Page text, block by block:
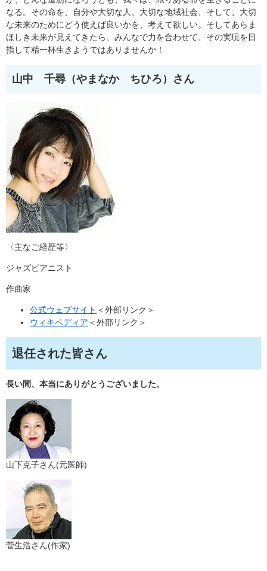
なる。その命を、自分や大切な人、大切な地域社会、そして、大切
な未来のためにどう使えば良いかを、考えて欲しい。そしてあらま
ほしき未来が見えてきたら、みんなで力を合わせて、その実現を目
指して精一杯生きようではありませんか！
山中 千尋（やまなか ちひろ）さん
〈主なご経歴等〉
ジャズピアニスト
作曲家
公式ウェブサイト ＜外部リンク＞
ウィキペディア ＜外部リンク＞
退任された皆さん
長い間、本当にありがとうございました。
山下克子さん(元医師)
菅生浩さん(作家)